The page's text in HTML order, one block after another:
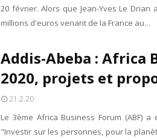
20 février. Alors que Jean-Yves Le
millions d'euros venant de la France au…
Addis-Abeba : Africa
2020, projets et
21.2.20
Le 3ème Africa Business Forum (ABF)
"Investir sur les personnes, pour la